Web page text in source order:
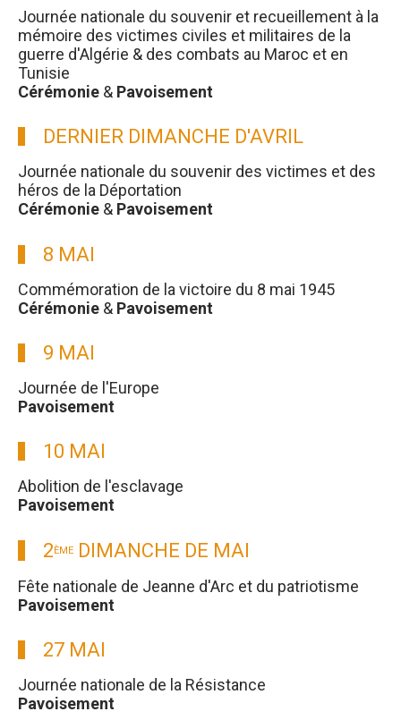
Journée nationale du souvenir et recueillement à la
mémoire des victimes civiles et militaires de la
guerre d'Algérie & des combats au Maroc et en
Tunisie
Cérémonie & Pavoisement
DERNIER DIMANCHE D'AVRIL
Journée nationale du souvenir des victimes et des
héros de la Déportation
Cérémonie & Pavoisement
8 MAI
Commémoration de la victoire du 8 mai 1945
Cérémonie & Pavoisement
9 MAI
Journée de l'Europe
Pavoisement
10 MAI
Abolition de l'esclavage
Pavoisement
2ÈME DIMANCHE DE MAI
Fête nationale de Jeanne d'Arc et du patriotisme
Pavoisement
27 MAI
Journée nationale de la Résistance
Pavoisement